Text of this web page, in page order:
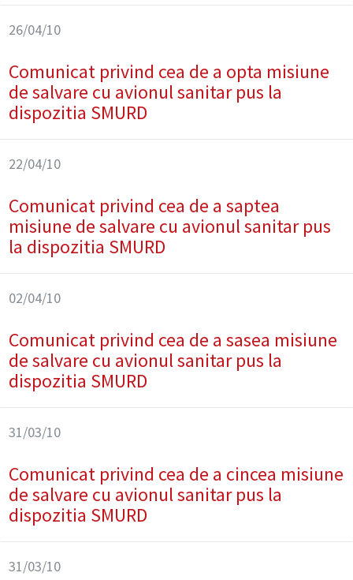
26/04/10
Comunicat privind cea de a opta misiune
de salvare cu avionul sanitar pus la
dispozitia SMURD
22/04/10
Comunicat privind cea de a saptea
misiune de salvare cu avionul sanitar pus
la dispozitia SMURD
02/04/10
Comunicat privind cea de a sasea misiune
de salvare cu avionul sanitar pus la
dispozitia SMURD
31/03/10
Comunicat privind cea de a cincea misiune
de salvare cu avionul sanitar pus la
dispozitia SMURD
31/03/10